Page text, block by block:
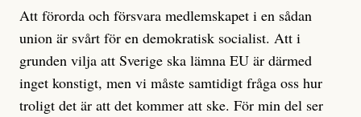
Att förorda och försvara medlemskapet i en sådan
union är svårt för en demokratisk socialist. Att i
grunden vilja att Sverige ska lämna EU är därmed
inget konstigt, men vi måste samtidigt fråga oss hur
troligt det är att det kommer att ske. För min del ser